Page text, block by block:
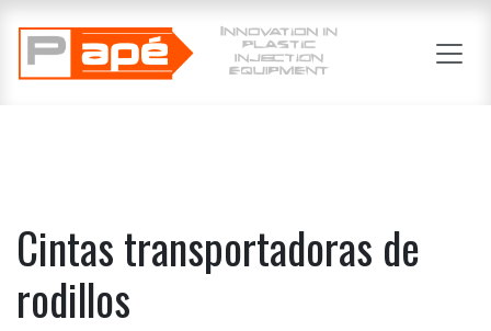
Cintas transportadoras de
rodillos